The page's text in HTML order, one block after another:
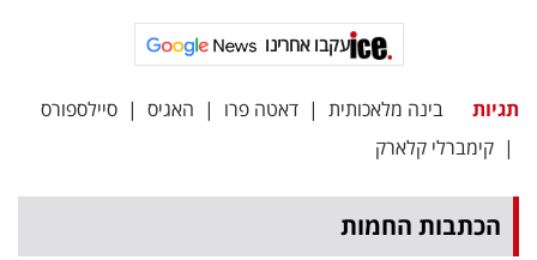
עקבו אחרינו
תגיות בינה מלאכותית | דאטה פרו | האגיס | סיילספורס
| קימברלי קלארק
הכתבות החמות